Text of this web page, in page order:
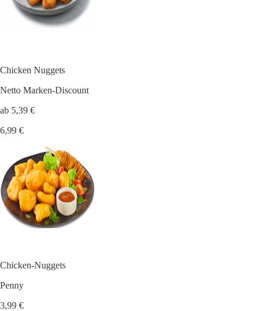
Chicken Nuggets
Netto Marken-Discount
ab 5,39 €
6,99 €
Chicken-Nuggets
Penny
3,99 €